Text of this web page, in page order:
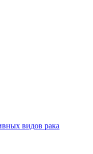
видов рака